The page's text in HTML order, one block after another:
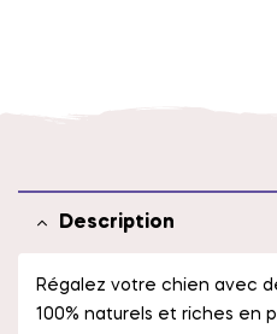
Description
Régalez votre chien avec
100% naturels et riches en